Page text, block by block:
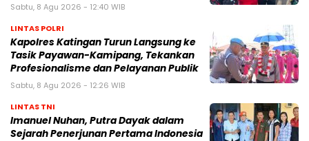
Sabtu, 8 Agu 2026 - 12:40 WIB
LINTAS POLRI
Kapolres Katingan Turun Langsung ke
Tasik Payawan-Kamipang, Tekankan
Profesionalisme dan Pelayanan Publik
Sabtu, 8 Agu 2026 - 12:26 WIB
LINTAS TNI
Imanuel Nuhan, Putra Dayak dalam
Sejarah Penerjunan Pertama Indonesia